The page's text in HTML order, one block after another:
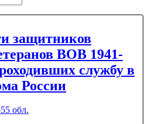
защитников
ВОВ 1941-
службу в
России